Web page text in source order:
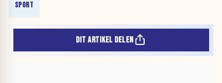
SPORT
DIT ARTIKEL DELEN